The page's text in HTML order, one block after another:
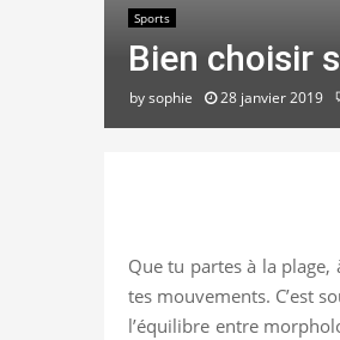
Sports
Bien choisir
bysophie 28 janvier 2019
Que tu partes à la
tes mouvements. C’est
l’équilibre entre